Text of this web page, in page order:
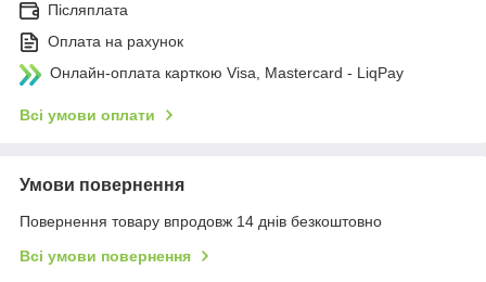
Післяплата
Оплата на рахунок
Онлайн-оплата карткою Visa, Mastercard - LiqPay
Всі умови оплати
Умови повернення
Повернення товару впродовж 14 днів безкоштовно
Всі умови повернення